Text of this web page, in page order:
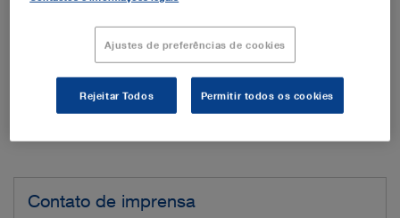
Presse 2015
Contato de imprensa
Ajustes de preferências de cookies
Rejeitar Todos Permitir todos os cookies